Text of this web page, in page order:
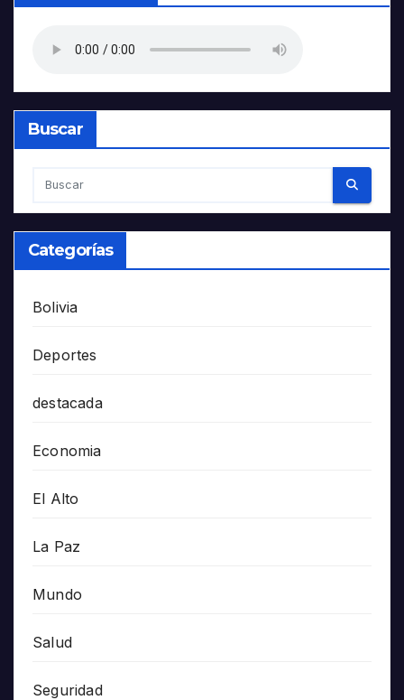
Buscar
Categorías
Bolivia
Deportes
destacada
Economia
El Alto
La Paz
Mundo
Salud
Seguridad